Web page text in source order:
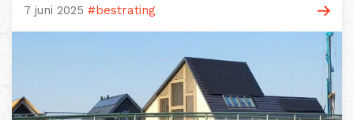
7 juni 2025 #bestrating